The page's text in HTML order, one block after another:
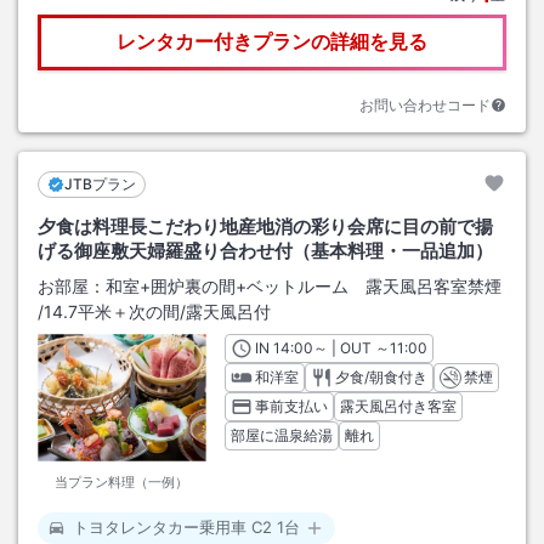
レンタカー付きプランの詳細を見る
お問い合わせコード
JTBプラン
夕食は料理長こだわり地産地消の彩り会席に目の前で揚
げる御座敷天婦羅盛り合わせ付（基本料理・一品追加）
お部屋： 和室+囲炉裏の間+ベットルーム 露天風呂客室禁煙
/14.7平米＋次の間/露天風呂付
当プラン料理（一例）
INチェックイン
14:00 ～ | OUT チェックアウト
～11:00
和洋室
夕食/朝食付き
禁煙
事前支払い
露天風呂付き客室
部屋に温泉給湯
離れ
トヨタレンタカー乗用車 C2 1台